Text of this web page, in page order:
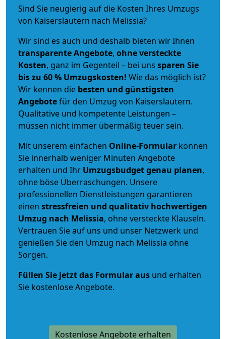
Sind Sie neugierig auf die Kosten Ihres Umzugs
von Kaiserslautern nach Melissia?
Wir sind es auch und deshalb bieten wir Ihnen
transparente Angebote, ohne versteckte
Kosten, ganz im Gegenteil – bei uns sparen Sie
bis zu 60 % Umzugskosten! Wie das möglich ist?
Wir kennen die besten und günstigsten
Angebotefür den Umzug von Kaiserslautern.
Qualitative und kompetente Leistungen –
müssen nicht immer übermäßig teuer sein.
Mit unserem einfachen Online-Formular können
Sie innerhalb weniger Minuten Angebote
erhalten und Ihr Umzugsbudgetgenau planen,
ohne böse Überraschungen. Unsere
professionellen Dienstleistungen garantieren
einen stressfreien und qualitativ hochwertigen
Umzug nach Melissia, ohne versteckte Klauseln.
Vertrauen Sie auf uns und unser Netzwerk und
genießen Sie den Umzug nach Melissia ohne
Sorgen.
Füllen Sie jetzt das Formular aus und erhalten
Sie kostenlose Angebote.
Kostenlose Angebote erhalten